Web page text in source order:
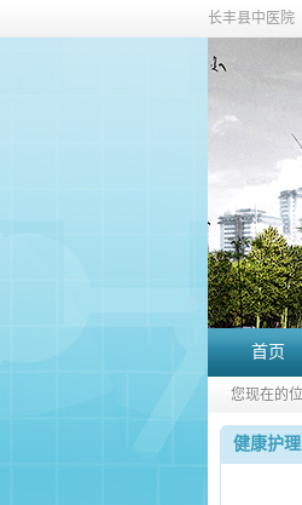
长丰县中医院
首页
您现在的位
健康护理